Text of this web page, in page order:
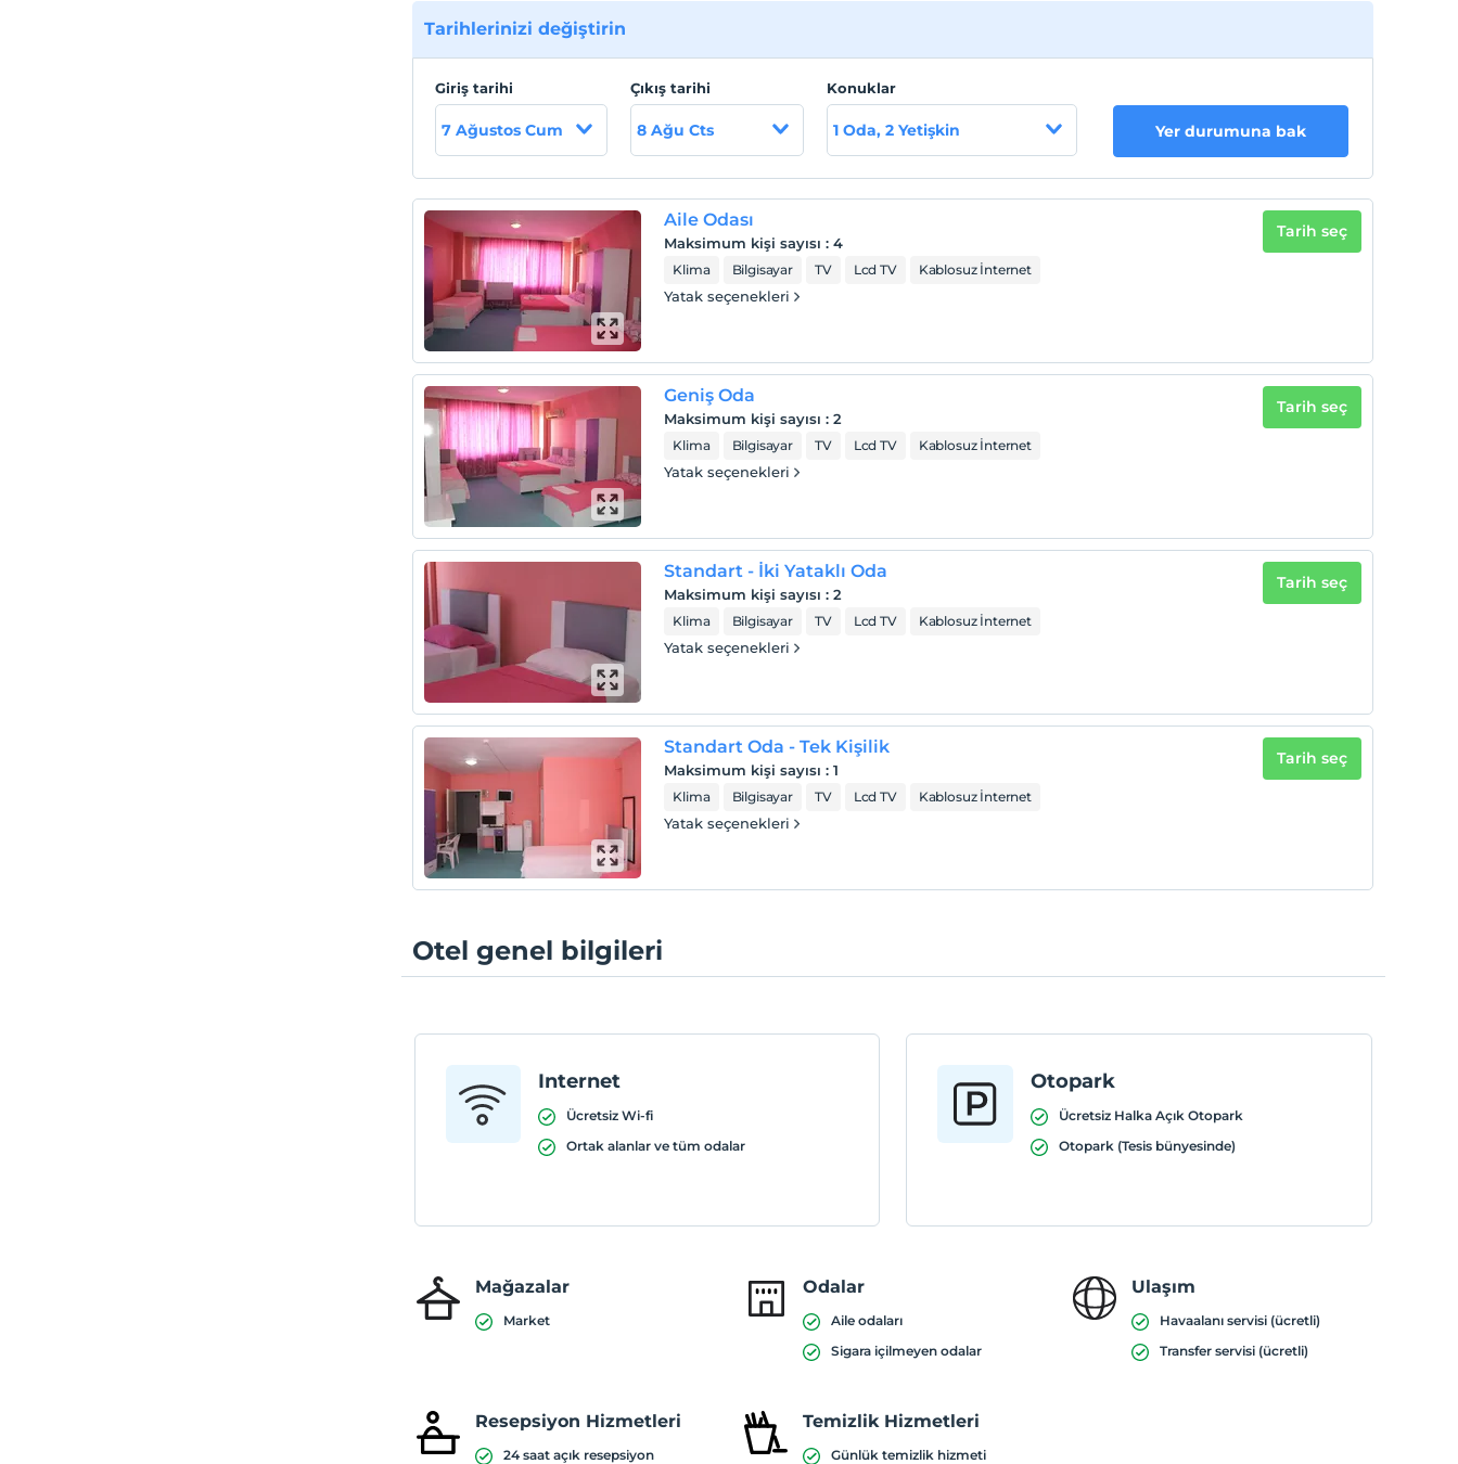
Tarihlerinizi değiştirin
Giriş tarihi
7 Ağustos Cum
Çıkış tarihi
8 Ağu Cts
Konuklar
1 Oda, 2 Yetişkin Yer durumuna bak
Aile Odası
Maksimum kişi sayısı :4
Klima Bilgisayar TV Lcd TV Kablosuz İnternet
Yatak seçenekleri
Tarih seç
Geniş Oda
Maksimum kişi sayısı :2
Klima Bilgisayar TV Lcd TV Kablosuz İnternet
Yatak seçenekleri
Tarih seç
Standart - İki Yataklı Oda
Maksimum kişi sayısı :2
Klima Bilgisayar TV Lcd TV Kablosuz İnternet
Yatak seçenekleri
Tarih seç
Standart Oda - Tek Kişilik
Maksimum kişi sayısı :1
Klima Bilgisayar TV Lcd TV Kablosuz İnternet
Yatak seçenekleri
Tarih seç
Otel genel bilgileri
Internet
Ücretsiz Wi-fi
Ortak alanlar ve tüm odalar
Otopark
Ücretsiz Halka Açık Otopark
Otopark (Tesis bünyesinde)
Mağazalar
Market
Odalar
Aile odaları
Sigara içilmeyen odalar
Ulaşım
Havaalanı servisi (ücretli)
Transfer servisi (ücretli)
Resepsiyon Hizmetleri
24 saat açık resepsiyon
Temizlik Hizmetleri
Günlük temizlik hizmeti